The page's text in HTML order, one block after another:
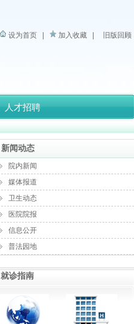
设为首页 加入收藏 旧版回顾
人才招聘
新闻动态
院内新闻
媒体报道
卫生动态
医院院报
信息公开
普法园地
就诊指南